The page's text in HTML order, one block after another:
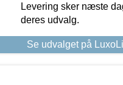
Levering sker næste
deres udvalg.
Se udvalget på